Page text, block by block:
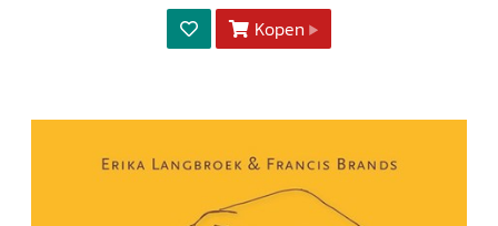
Kopen